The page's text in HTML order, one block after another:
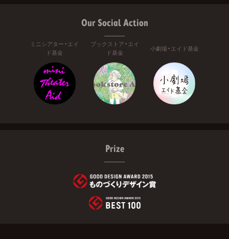
Our Social Action
ミニシアター・エイ
ド基金
ブックストア・エイ
ド基金
小劇場・エイド基金
Prize